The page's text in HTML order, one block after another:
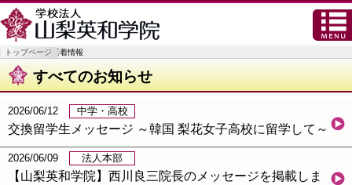
トップページ 新着情報
すべてのお知らせ
2026/06/12 中学・高校
交換留学生メッセージ ～韓国 梨花女子高校に留学して～
2026/06/09 法人本部
【山梨英和学院】西川良三院長のメッセージを掲載しま